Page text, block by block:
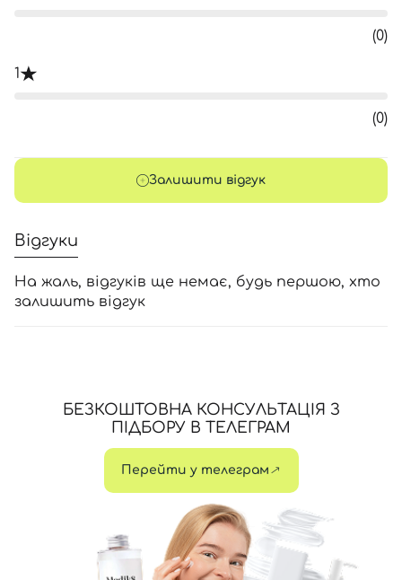
(0)
1
(0)
Залишити відгук
Відгуки
На жаль, відгуків ще немає, будь першою, хто
залишить відгук
БЕЗКОШТОВНА КОНСУЛЬТАЦІЯ З
ПІДБОРУ В ТЕЛЕГРАМ
Перейти у телеграм